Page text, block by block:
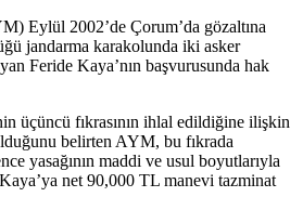
Eylül 2002’de Çorum’da gözaltına
jandarma karakolunda iki asker
Feride Kaya’nın başvurusunda hak
üçüncü fıkrasının ihlal edildiğine ilişkin
belirten AYM, bu fıkrada
yasağının maddi ve usul boyutlarıyla
net 90,000 TL manevi tazminat